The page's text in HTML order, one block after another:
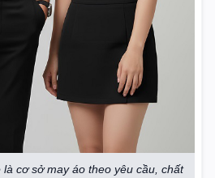
cơ sở may áo theo yêu cầu, chất